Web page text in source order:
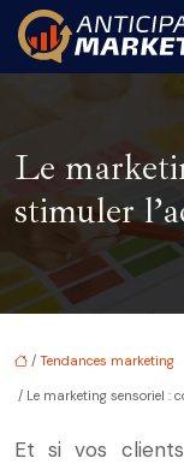
Le
stimuler
/ Tendances marketing
/ Le marketing sensoriel :
Et si vos